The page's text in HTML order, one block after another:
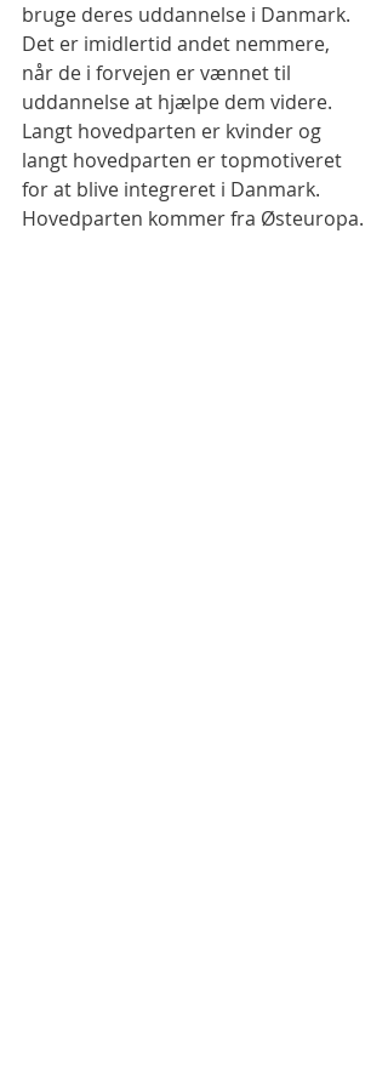
bruge deres uddannelse i Danmark.
Det er imidlertid andet nemmere,
når de i forvejen er vænnet til
uddannelse at hjælpe dem videre.
Langt hovedparten er kvinder og
langt hovedparten er topmotiveret
for at blive integreret i Danmark.
Hovedparten kommer fra Østeuropa.